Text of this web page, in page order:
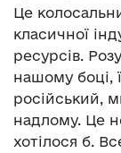
Це
класичної
ресурсів.
нашому боці,
російський,
надлому. Це
хотілося б.